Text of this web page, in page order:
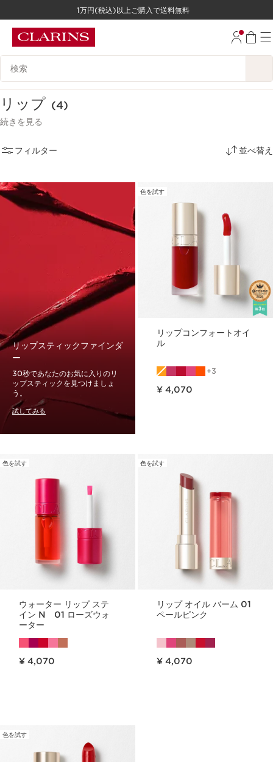
コンテンツへ移動
1万円(税込)以上ご購入で送料無料
検索候補
リップ (4)
続きを見る
フィルター 並べ替え
リップスティックファインダ
ー
30秒であなたのお気に入りのリ
ップスティックを見つけましょ
う。
試してみる
色を試す
リップコンフォートオイ
ル
3
¥ 4,070
色を試す
ウォーター リップ ステ
イン N 01 ローズウォ
ーター
¥ 4,070
色を試す
リップ オイル バーム 01
ペールピンク
¥ 4,070
色を試す